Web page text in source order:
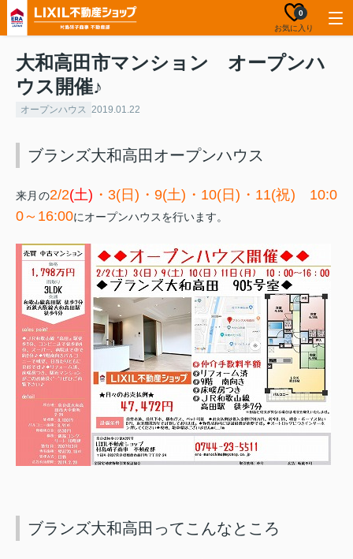
お気に入り
0
大和高田市マンション オープンハ
ウス開催♪
オープンハウス 2019.01.22
ブランズ大和高田オープンハウス
来月の2/2(土) ・3(日)・9(土)・10(日)・11(祝) 10:0
0～16:00にオープンハウスを行います。
ブランズ大和高田ってこんなところ